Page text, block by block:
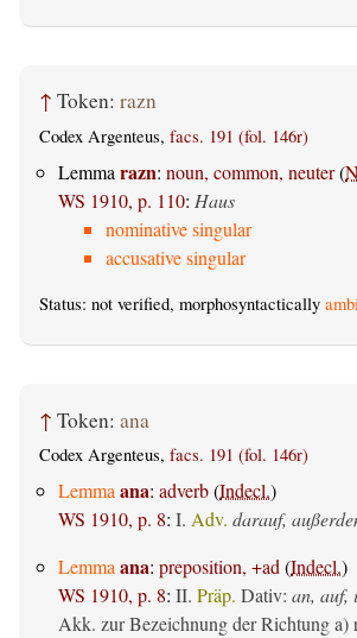
↑ Token: razn
Codex Argenteus, facs. 191 (fol. 146r)
Lemma razn: noun, common, neuter(
WS 1910, p. 110: Haus
nominative singular
accusative singular
Status: not verified, morphosyntactically
↑ Token: ana
Codex Argenteus, facs. 191 (fol. 146r)
Lemmaana: adverb(Indecl.)
WS 1910, p. 8: I. Adv. darauf,
Lemmaana: preposition, +ad(Indecl.)
WS 1910, p. 8: II. Präp. Dativ: an, auf,
Akk. zur Bezeichnung der Richtunga)